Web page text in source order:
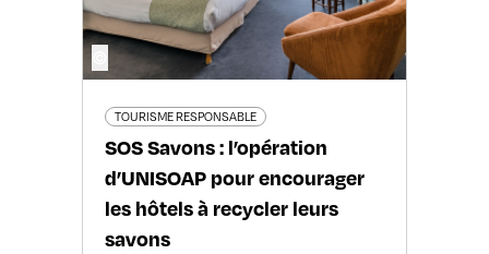
TOURISME RESPONSABLE
SOS Savons : l’opération
d’UNISOAP pour encourager
les hôtels à recycler leurs
savons